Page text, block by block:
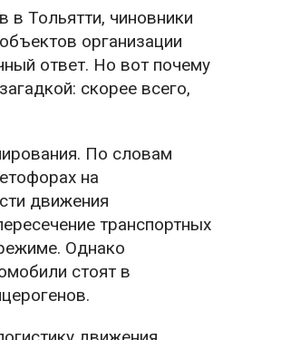
в Тольятти, чиновники
организации
ответ. Но вот почему
скорее всего,
По словам
на
движения
транспортных
Однако
стоят в